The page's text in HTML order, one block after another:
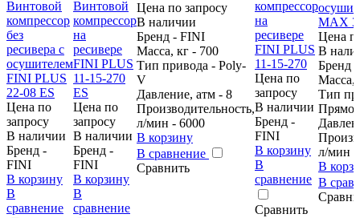
Цена по
запросу
В наличии
Бренд -
FINI
В корзину
В
сравнение
Цена по
запросу
В наличии
Бренд -
FINI
В корзину
В
сравнение
Цена по запросу
В наличии
Бренд - FINI
Масса, кг - 700
Тип привода - Poly-
V
Давление, атм - 8
Производительность,
л/мин - 6000
В корзину
В сравнение
Сравнить
Цена по
запросу
В наличии
Бренд -
FINI
В корзину
В
сравнение
Сравнить
Цена
В
Бренд
Масса,
Тип
л/мин -
В
В